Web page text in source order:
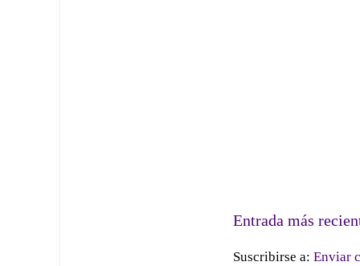
Entrada más
Suscribirse a: Enviar